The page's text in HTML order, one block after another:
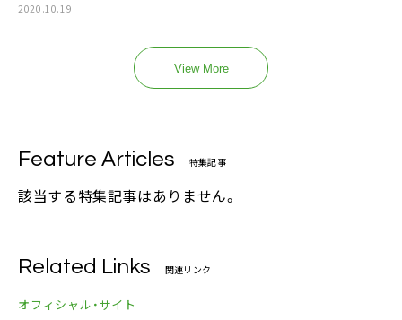
2020.10.19
View More
Feature Articles 特集記事
該当する特集記事はありません。
Related Links 関連リンク
オフィシャル・サイト